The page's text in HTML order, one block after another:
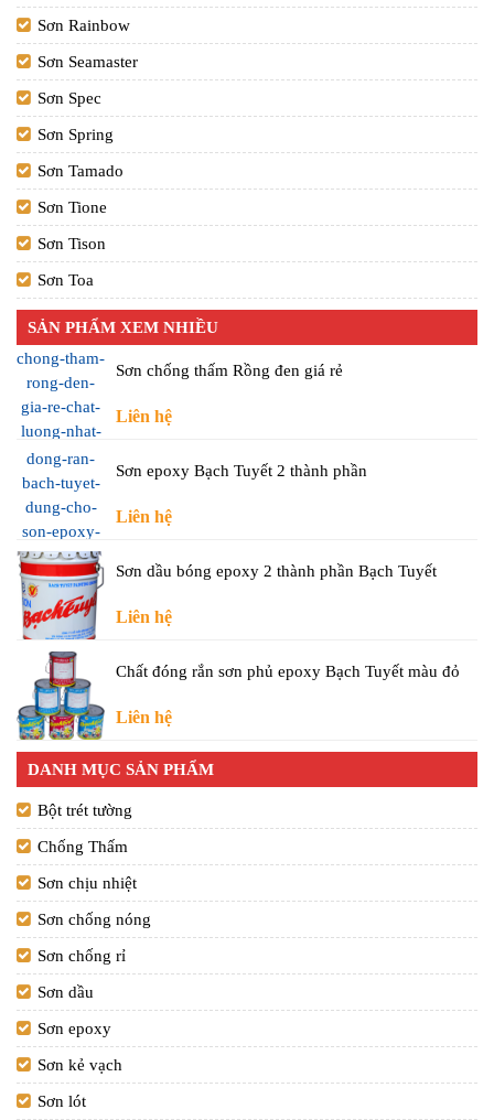
Sơn Rainbow
Sơn Seamaster
Sơn Spec
Sơn Spring
Sơn Tamado
Sơn Tione
Sơn Tison
Sơn Toa
SẢN PHẨM XEM NHIỀU
Sơn chống thấm Rồng đen giá rẻ
Liên hệ
Sơn epoxy Bạch Tuyết 2 thành phần
Liên hệ
Sơn dầu bóng epoxy 2 thành phần Bạch Tuyết
Liên hệ
Chất đóng rắn sơn phủ epoxy Bạch Tuyết màu đỏ
Liên hệ
DANH MỤC SẢN PHẨM
Bột trét tường
Chống Thấm
Sơn chịu nhiệt
Sơn chống nóng
Sơn chống rỉ
Sơn dầu
Sơn epoxy
Sơn kẻ vạch
Sơn lót